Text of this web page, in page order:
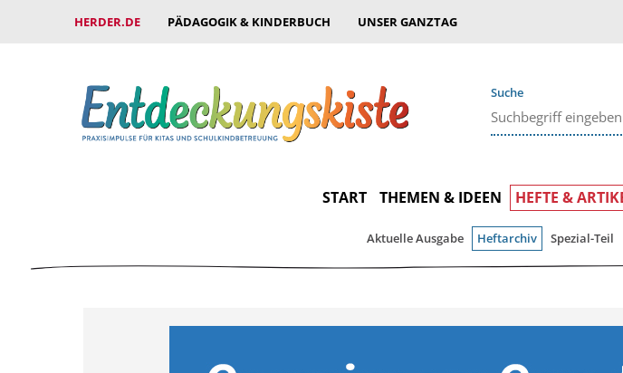
HERDER.DE PÄDAGOGIK & KINDERBUCH UNSER GANZTAG
Suche
START THEMEN & IDEEN HEFTE &
Aktuelle Ausgabe Heftarchiv Spezial-Teil